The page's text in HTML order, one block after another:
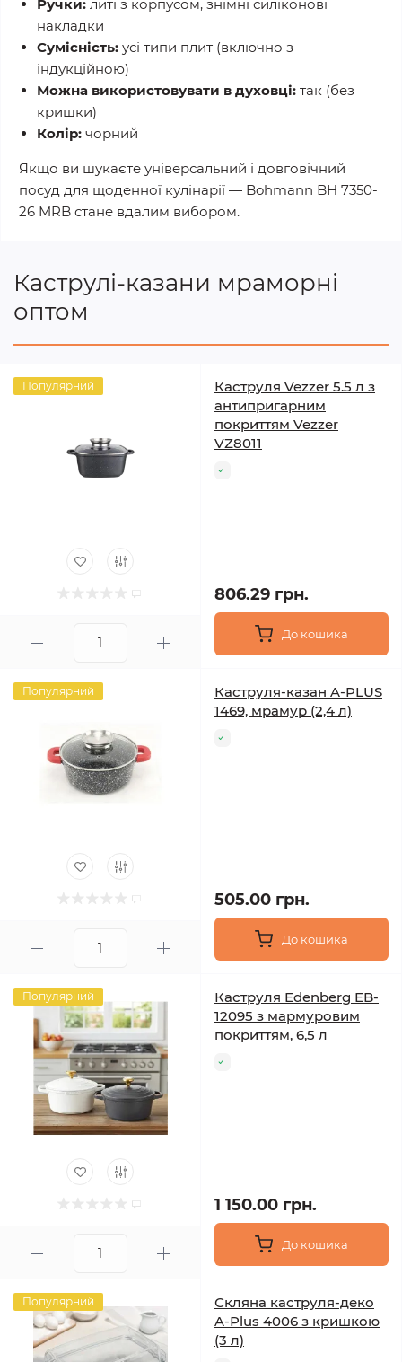
Ручки: литі з корпусом, знімні силіконові
накладки
Сумісність: усі типи плит (включно з
індукційною)
Можна використовувати в духовці: так (без
кришки)
Колір: чорний
Якщо ви шукаєте універсальний і довговічний
посуд для щоденної кулінарії — Bohmann BH 7350-
26 MRB стане вдалим вибором.
Каструлі-казани мраморні
оптом
Популярний
Каструля Vezzer 5.5 л з
антипригарним
покриттям Vezzer
VZ8011
806.29 грн.
До кошика
Популярний
Каструля-казан A-PLUS
1469, мрамур (2,4 л)
505.00 грн.
До кошика
Популярний
Каструля Edenberg EB-
12095 з мармуровим
покриттям, 6,5 л
1 150.00 грн.
До кошика
Популярний
Скляна каструля-деко
A-Plus 4006 з кришкою
(3 л)